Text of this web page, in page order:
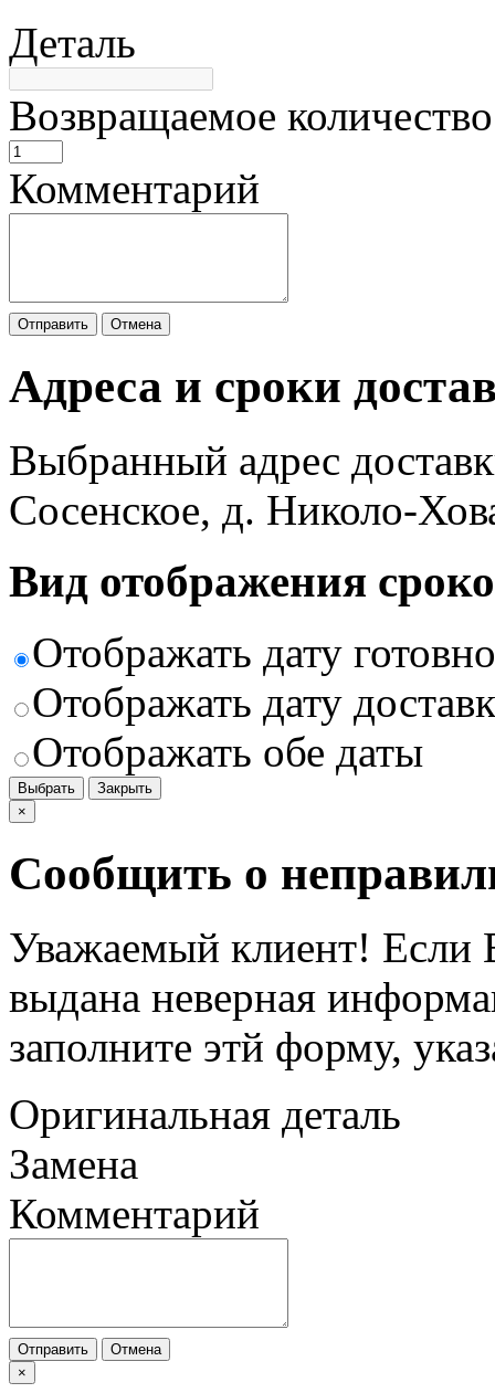
Деталь
Возвращаемое количество
Комментарий
Отправить Отмена
Адреса и сроки
Выбранный адрес
Сосенское, д. Николо-
Вид отображения
Отображать дату
Отображать дату
Отображать обе даты
Выбрать
Закрыть
×
Сообщить о
Уважаемый клиент! Если
выдана неверная
заполните этй форму,
Оригинальная деталь
Замена
Комментарий
Отправить
Отмена
×